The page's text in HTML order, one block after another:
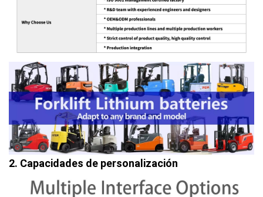
2. Capacidades de personalización